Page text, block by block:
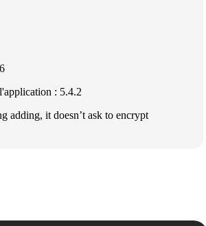
: 5.4.2
adding, it doesn’t ask to encrypt